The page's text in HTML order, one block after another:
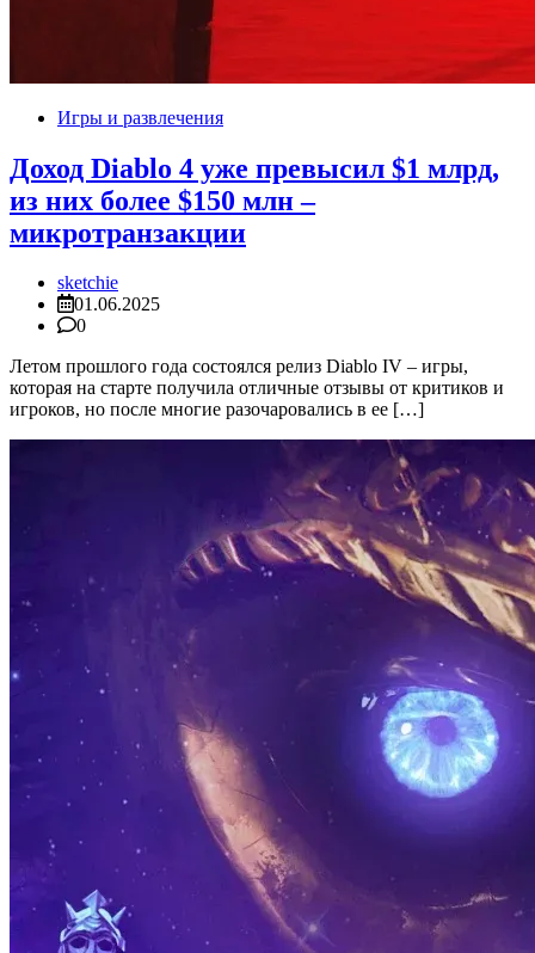
Игры и развлечения
Доход Diablo 4 уже превысил $1 млрд,
из них более $150 млн –
микротранзакции
sketchie
01.06.2025
0
Летом прошлого года состоялся релиз Diablo IV – игры,
которая на старте получила отличные отзывы от критиков и
игроков, но после многие разочаровались в ее […]